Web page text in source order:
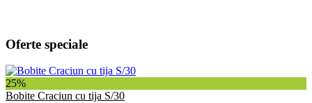
Oferte speciale
25%
Bobite Craciun cu tija S/30